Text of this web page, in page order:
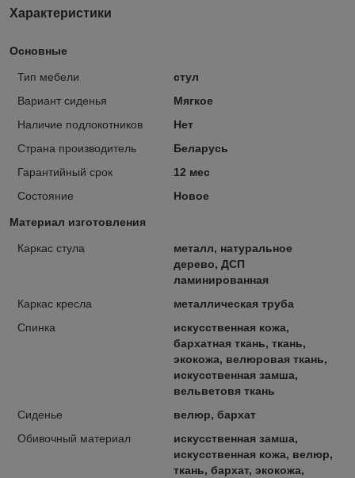
Характеристики
Основные
Тип мебели
стул
Вариант сиденья
Мягкое
Наличие подлокотников
Нет
Страна производитель
Беларусь
Гарантийный срок
12 мес
Состояние
Новое
Материал изготовления
Каркас стула
металл, натуральное
дерево, ДСП
ламинированная
Каркас кресла
металлическая труба
Спинка
искусственная кожа,
бархатная ткань, ткань,
экокожа, велюровая ткань,
искусственная замша,
вельветовя ткань
Сиденье
велюр, бархат
Обивочный материал
искусственная замша,
искусственная кожа, велюр,
ткань, бархат, экокожа,